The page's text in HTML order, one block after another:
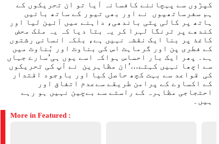
کپڑوں سے پہچاننے کافسانہ آیا تو ان تحریکوں کے
ہم سفرساتھیوں نے اور بھی تیور کے ساتھ بائیں
ہاتھ پر کالی پٹی باندھی، داہنے میں آئین لیا اور
کندھے پر ترنگا لہرا کر یہ بتا دیا کہ یہ ملک محض
کاغذ پر بنا ایک نقشہ نہیں ہے، بلکہ انسانی رشتوں
کے فطری پن اور گرماہٹ اس کی بناوٹ اور بُناوٹ میں
ہے۔ پھر ایک بار احساس ہواکہ اسے یوں ہی’سارے جہاں
سے اچھا نہیں کہتے…’ان مظاہرین نے آپ کی تحریکوں
کی قواعد سے بہت کچھ حاصل کیا اور باوجود اقتدار
کے اکساوے کے پرامن طریقے سےعدم اتفاق اور
احتجاجی مظاہرہ کے راستے سے بےچین نہیں ہو رہے
ہیں۔
More in Featured :